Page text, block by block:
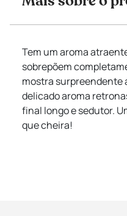
Tem um aroma
sobrepõem
mostra surpreendente
delicado aroma
final longo e sedutor.
que cheira!